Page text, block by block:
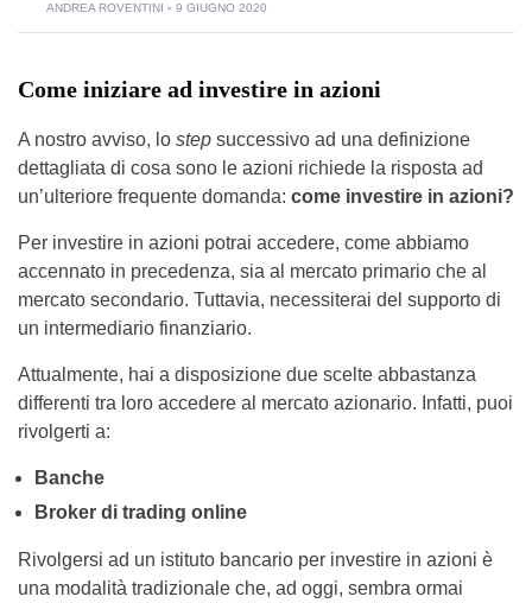
ANDREA ROVENTINI 9 GIUGNO 2020
Come iniziare ad investire in azioni
A nostro avviso, lo step successivo ad una definizione
dettagliata di cosa sono le azioni richiede la risposta ad
un’ulteriore frequente domanda: come investire in azioni?
Per investire in azioni potrai accedere, come abbiamo
accennato in precedenza, sia al mercato primario che al
mercato secondario. Tuttavia, necessiterai del supporto di
un intermediario finanziario.
Attualmente, hai a disposizione due scelte abbastanza
differenti tra loro accedere al mercato azionario. Infatti, puoi
rivolgerti a:
Banche
Broker di trading online
Rivolgersi ad un istituto bancario per investire in azioni è
una modalità tradizionale che, ad oggi, sembra ormai